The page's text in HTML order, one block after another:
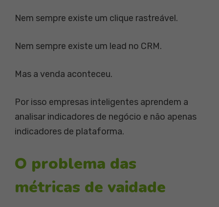
Nem sempre existe um clique rastreável.
Nem sempre existe um lead no CRM.
Mas a venda aconteceu.
Por isso empresas inteligentes aprendem a
analisar indicadores de negócio e não apenas
indicadores de plataforma.
O problema das
métricas de vaidade